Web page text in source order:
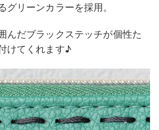
リーンカラーを採用。
んだブラックステッチが個性た
けてくれます♪